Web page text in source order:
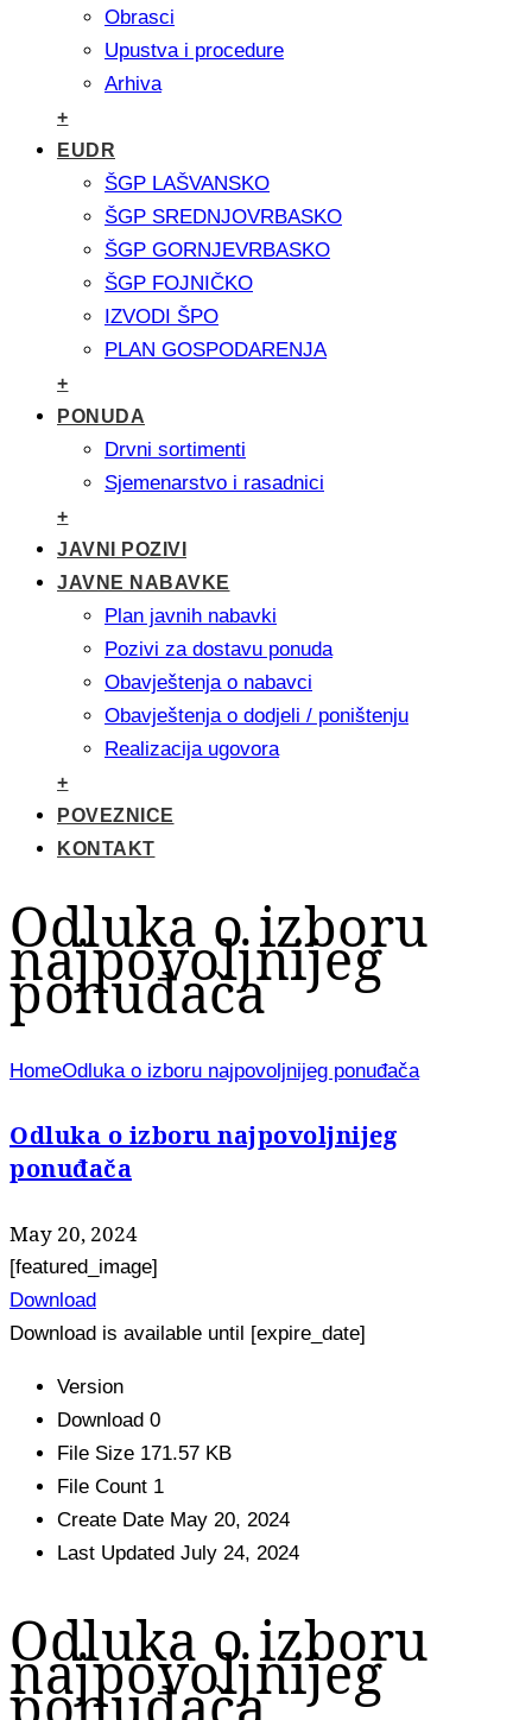
Obrasci
Upustva i procedure
Arhiva
+
EUDR
ŠGP LAŠVANSKO
ŠGP SREDNJOVRBASKO
ŠGP GORNJEVRBASKO
ŠGP FOJNIČKO
IZVODI ŠPO
PLAN GOSPODARENJA
+
PONUDA
Drvni sortimenti
Sjemenarstvo i rasadnici
+
JAVNI POZIVI
JAVNE NABAVKE
Plan javnih nabavki
Pozivi za dostavu ponuda
Obavještenja o nabavci
Obavještenja o dodjeli / poništenju
Realizacija ugovora
+
POVEZNICE
KONTAKT
Odluka o izboru
najpovoljnijeg
ponuđača
HomeOdluka o izboru najpovoljnijeg ponuđača
Odluka o izboru najpovoljnijeg
ponuđača
May 20, 2024
[featured_image]
Download
Download is available until [expire_date]
Version
Download 0
File Size 171.57 KB
File Count 1
Create Date May 20, 2024
Last Updated July 24, 2024
Odluka o izboru
najpovoljnijeg